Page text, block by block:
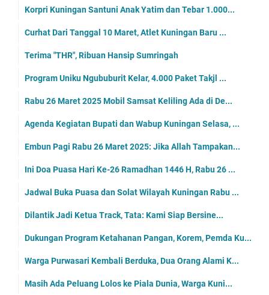
Korpri Kuningan Santuni Anak Yatim dan Tebar 1.000...
Curhat Dari Tanggal 10 Maret, Atlet Kuningan Baru ...
Terima "THR", Ribuan Hansip Sumringah
Program Uniku Ngububurit Kelar, 4.000 Paket Takjl ...
Rabu 26 Maret 2025 Mobil Samsat Keliling Ada di De...
Agenda Kegiatan Bupati dan Wabup Kuningan Selasa, ...
Embun Pagi Rabu 26 Maret 2025: Jika Allah Tampakan...
Ini Doa Puasa Hari Ke-26 Ramadhan 1446 H, Rabu 26 ...
Jadwal Buka Puasa dan Solat Wilayah Kuningan Rabu ...
Dilantik Jadi Ketua Track, Tata: Kami Siap Bersine...
Dukungan Program Ketahanan Pangan, Korem, Pemda Ku...
Warga Purwasari Kembali Berduka, Dua Orang Alami K...
Masih Ada Peluang Lolos ke Piala Dunia, Warga Kuni...